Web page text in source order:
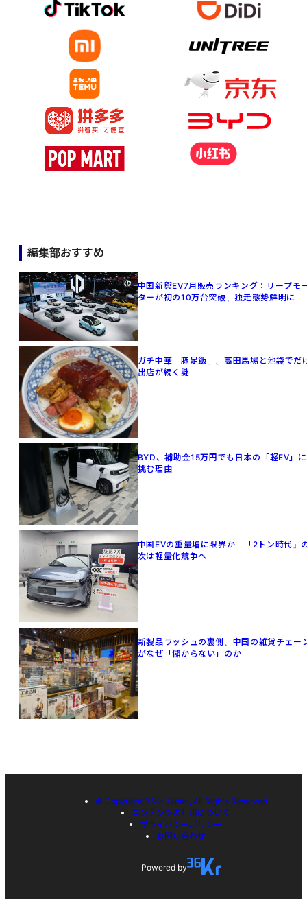
編集部おすすめ
中国新興EV7月販売ランキング：リープモ
ターが初の10万台突破、独走態勢鮮明に
ガチ中華「豚足飯」、高田馬場と池袋でだ
出店が続く謎
BYD、補助金15万円でも日本の「軽EV」に
挑む理由
中国EVの重量増に限界か 「2トン時代」
次は軽量化競争へ
新製品ラッシュの裏側、中国の雑貨チェー
がなぜ「儲からない」のか
© Copyright 36Kr Japan, All Rights Reserved
コンテンツの利用について
プライバシーポリシー
お問い合わせ
Powered by